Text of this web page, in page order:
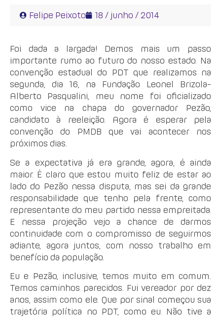
Felipe Peixoto 18 / junho / 2014
Foi dada a largada! Demos mais um passo
importante rumo ao futuro do nosso estado. Na
convenção estadual do PDT que realizamos na
segunda, dia 16, na Fundação Leonel Brizola-
Alberto Pasqualini, meu nome foi oficializado
como vice na chapa do governador Pezão,
candidato à reeleição. Agora é esperar pela
convenção do PMDB que vai acontecer nos
próximos dias.
Se a expectativa já era grande, agora, é ainda
maior. É claro que estou muito feliz de estar ao
lado do Pezão nessa disputa, mas sei da grande
responsabilidade que tenho pela frente, como
representante do meu partido nessa empreitada.
E nessa projeção vejo a chance de darmos
continuidade com o compromisso de seguirmos
adiante, agora juntos, com nosso trabalho em
benefício da população.
Eu e Pezão, inclusive, temos muito em comum.
Temos caminhos parecidos. Fui vereador por dez
anos, assim como ele. Que por sinal começou sua
trajetória política no PDT, como eu. Não tive a